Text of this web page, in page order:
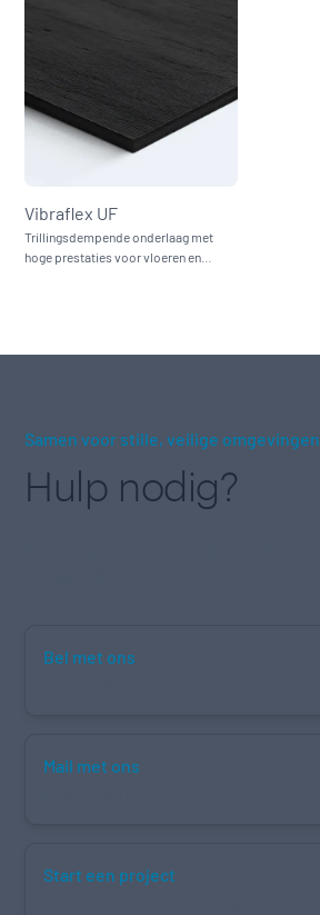
Vibraflex UF
Trillingsdempende onderlaag met
hoge prestaties voor vloeren en
Samen voor stille, veilige omgevingen
Hulp nodig?
Bel met ons
Mail met ons
Start een project